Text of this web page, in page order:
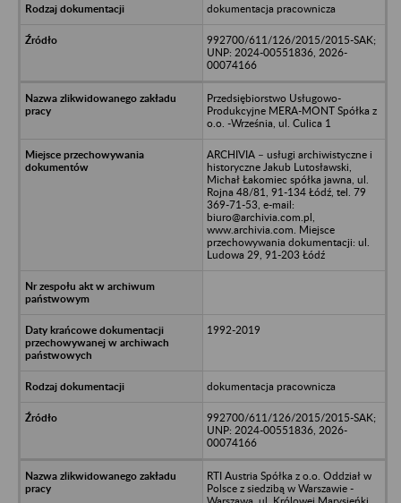
dokumentacja pracownicza
992700/611/126/2015/2015-SAK;
UNP: 2024-00551836, 2026-
00074166
Przedsiębiorstwo Usługowo-
Produkcyjne MERA-MONT Spółka z
o.o. -Września, ul. Culica 1
ARCHIVIA – usługi archiwistyczne i
historyczne Jakub Lutosławski,
Michał Łakomiec spółka jawna, ul.
Rojna 48/81, 91-134 Łódź, tel. 79
369-71-53, e-mail:
biuro@archivia.com.pl,
www.archivia.com. Miejsce
przechowywania dokumentacji: ul.
Ludowa 29, 91-203 Łódź
1992-2019
dokumentacja pracownicza
992700/611/126/2015/2015-SAK;
UNP: 2024-00551836, 2026-
00074166
RTI Austria Spółka z o.o. Oddział w
Polsce z siedzibą w Warszawie -